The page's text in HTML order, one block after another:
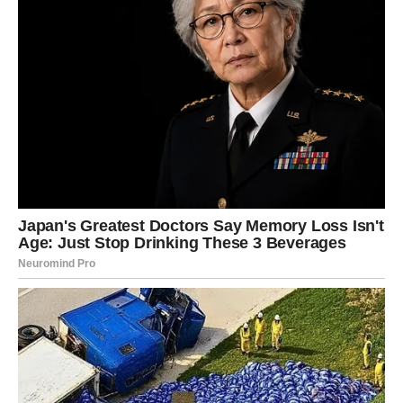
Osećaj za konkretne ciljevei jasno postavljanje prioriteta.
Podsticanje samopouzdanjakod svoje dece, kroz
Nestrpljivost i povremenostroga disciplinamogu stvoriti
tenziju.
Previše fokusiranja na rezultate može povremeno
zanemariti emocionalne potrebe dece.
Majka Ovan je najsrećnija kada nauči da poveže svoju
unutrašnjusnagusanježnošću, balansirajući između